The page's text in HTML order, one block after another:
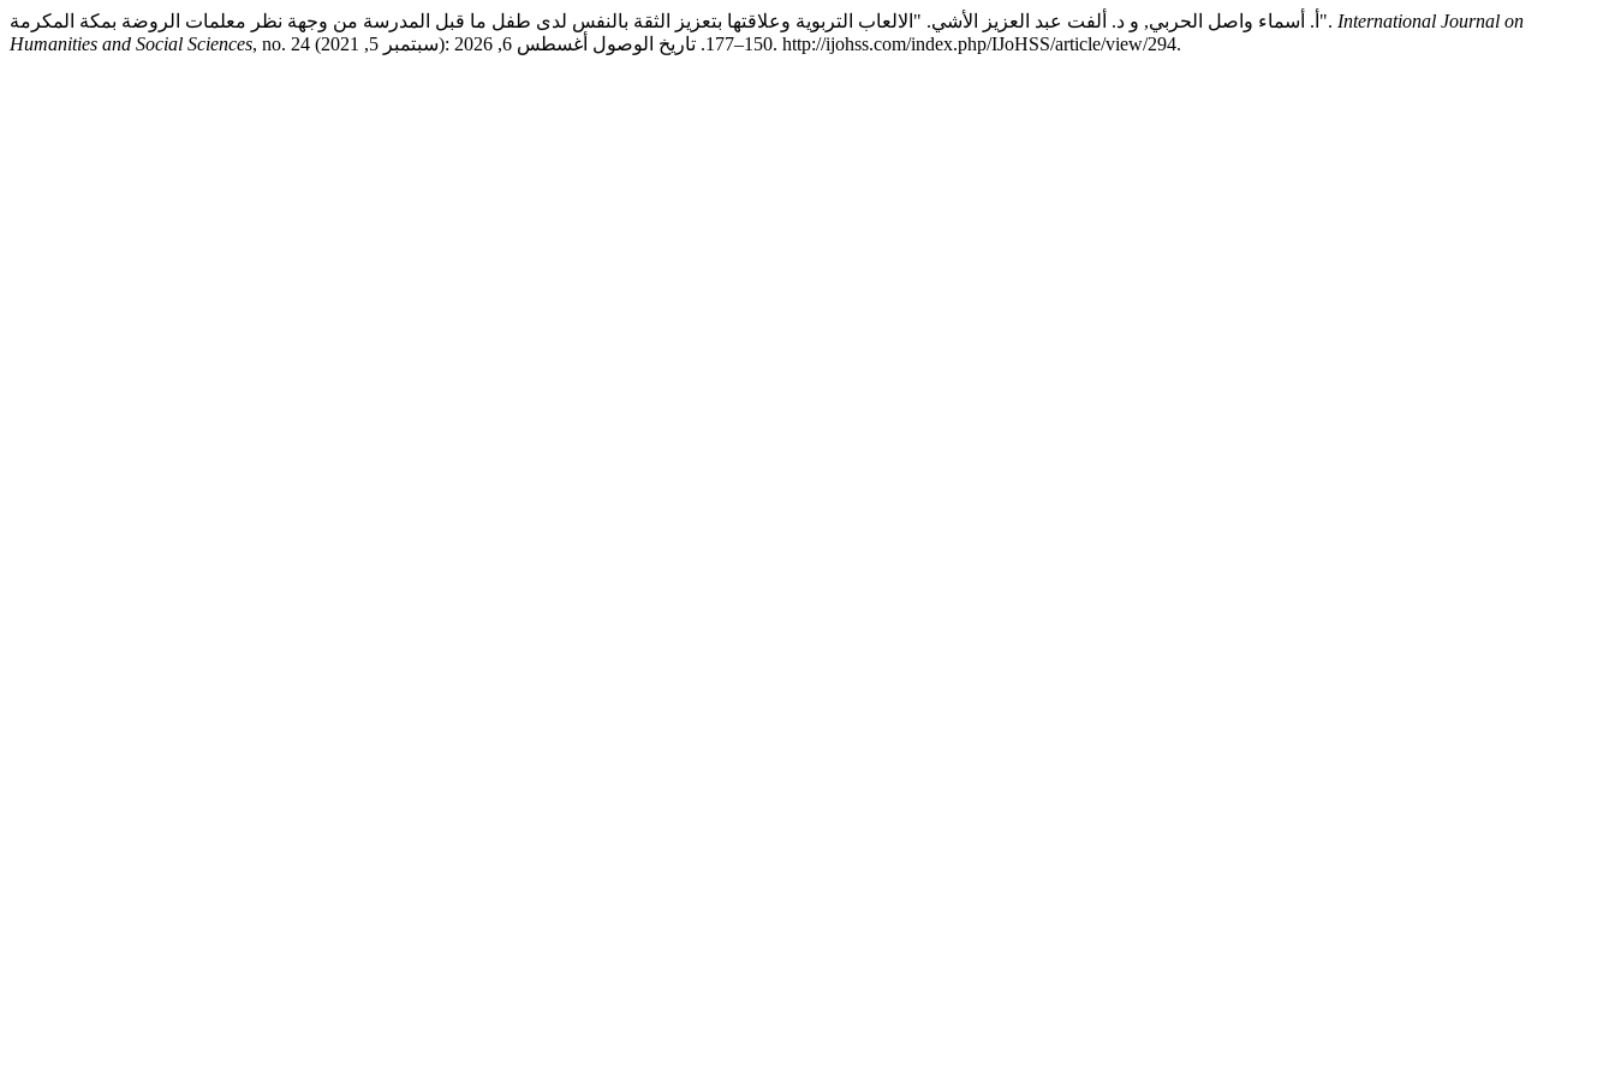
أ. أسماء واصل الحربي, و د. ألفت عبد العزيز الأشي. "الالعاب التربوية وعلاقتها بتعزيز الثقة بالنفس لدى طفل ما قبل المدرسة من وجهة نظر معلمات الروضة بمكة المكرمة". International Journal on
Humanities and Social Sciences
, no. 24 (سبتمبر 5, 2021): 150–177. تاريخ الوصول أغسطس 6, 2026. http://ijohss.com/index.php/IJoHSS/article/view/294.